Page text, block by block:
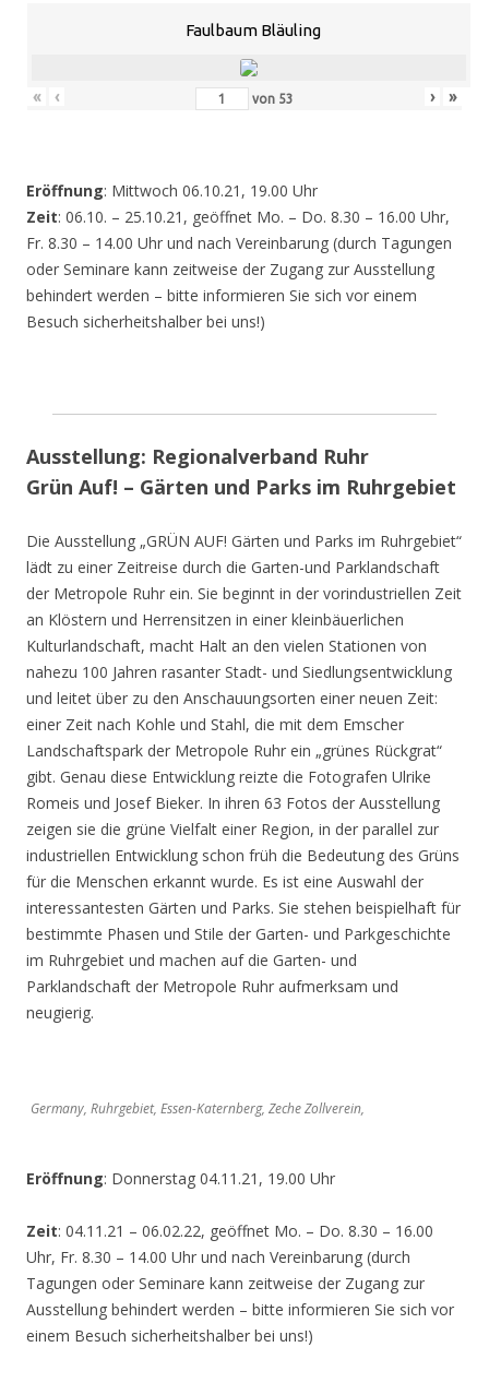
Faulbaum Bläuling
« ‹ von 53 › »
Eröffnung: Mittwoch 06.10.21, 19.00 Uhr
Zeit: 06.10. – 25.10.21, geöffnet Mo. – Do. 8.30 – 16.00 Uhr,
Fr. 8.30 – 14.00 Uhr und nach Vereinbarung (durch Tagungen
oder Seminare kann zeitweise der Zugang zur Ausstellung
behindert werden – bitte informieren Sie sich vor einem
Besuch sicherheitshalber bei uns!)
Ausstellung: Regionalverband Ruhr
Grün Auf! – Gärten und Parks im Ruhrgebiet
Die Ausstellung „GRÜN AUF! Gärten und Parks im Ruhrgebiet“
lädt zu einer Zeitreise durch die Garten-und Parklandschaft
der Metropole Ruhr ein. Sie beginnt in der vorindustriellen Zeit
an Klöstern und Herrensitzen in einer kleinbäuerlichen
Kulturlandschaft, macht Halt an den vielen Stationen von
nahezu 100 Jahren rasanter Stadt- und Siedlungsentwicklung
und leitet über zu den Anschauungsorten einer neuen Zeit:
einer Zeit nach Kohle und Stahl, die mit dem Emscher
Landschaftspark der Metropole Ruhr ein „grünes Rückgrat“
gibt. Genau diese Entwicklung reizte die Fotografen Ulrike
Romeis und Josef Bieker. In ihren 63 Fotos der Ausstellung
zeigen sie die grüne Vielfalt einer Region, in der parallel zur
industriellen Entwicklung schon früh die Bedeutung des Grüns
für die Menschen erkannt wurde. Es ist eine Auswahl der
interessantesten Gärten und Parks. Sie stehen beispielhaft für
bestimmte Phasen und Stile der Garten- und Parkgeschichte
im Ruhrgebiet und machen auf die Garten- und
Parklandschaft der Metropole Ruhr aufmerksam und
neugierig.
Germany, Ruhrgebiet, Essen-Katernberg, Zeche Zollverein,
Eröffnung: Donnerstag 04.11.21, 19.00 Uhr
Zeit: 04.11.21 – 06.02.22, geöffnet Mo. – Do. 8.30 – 16.00
Uhr, Fr. 8.30 – 14.00 Uhr und nach Vereinbarung (durch
Tagungen oder Seminare kann zeitweise der Zugang zur
Ausstellung behindert werden – bitte informieren Sie sich vor
einem Besuch sicherheitshalber bei uns!)